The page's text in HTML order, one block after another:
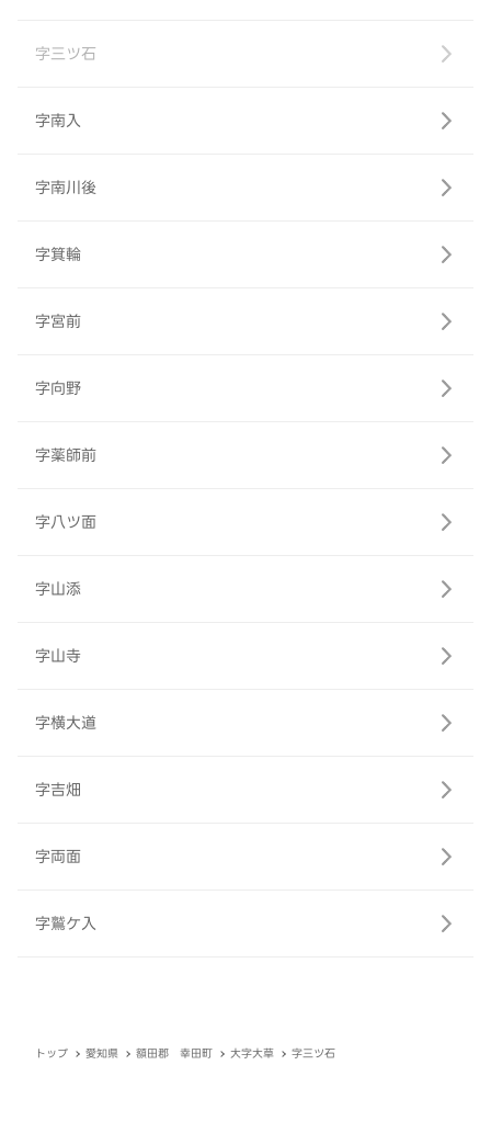
字三ツ石
字南入
字南川後
字箕輪
字宮前
字向野
字薬師前
字八ツ面
字山添
字山寺
字横大道
字吉畑
字両面
字鷲ケ入
トップ 愛知県 額田郡 幸田町 大字大草 字三ツ石